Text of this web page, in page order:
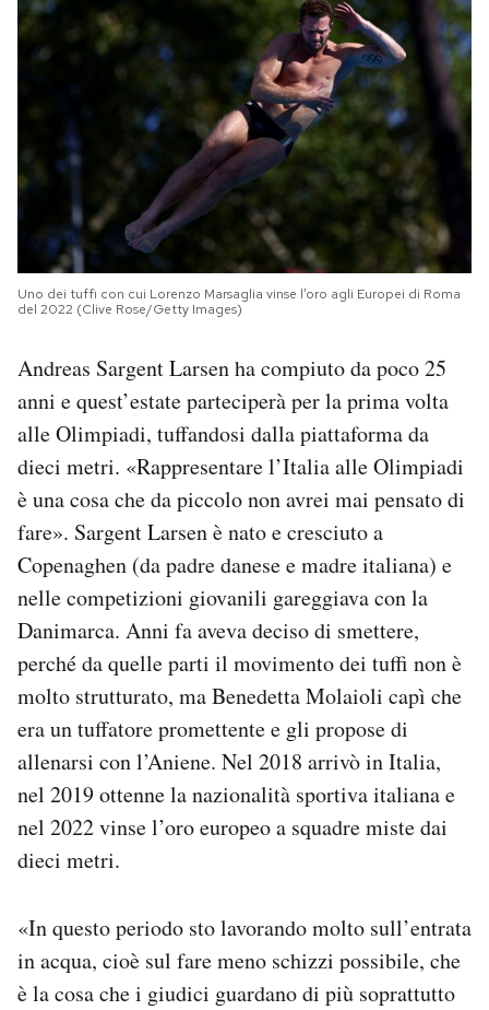
Uno dei tuffi con cui Lorenzo Marsaglia vinse l’oro agli Europei di Roma
del 2022 (Clive Rose/Getty Images)
Andreas Sargent Larsen ha compiuto da poco 25
anni e quest’estate parteciperà per la prima volta
alle Olimpiadi, tuffandosi dalla piattaforma da
dieci metri. «Rappresentare l’Italia alle Olimpiadi
è una cosa che da piccolo non avrei mai pensato di
fare». Sargent Larsen è nato e cresciuto a
Copenaghen (da padre danese e madre italiana) e
nelle competizioni giovanili gareggiava con la
Danimarca. Anni fa aveva deciso di smettere,
perché da quelle parti il movimento dei tuffi non è
molto strutturato, ma Benedetta Molaioli capì che
era un tuffatore promettente e gli propose di
allenarsi con l’Aniene. Nel 2018 arrivò in Italia,
nel 2019 ottenne la nazionalità sportiva italiana e
nel 2022 vinse l’oro europeo a squadre miste dai
dieci metri.
«In questo periodo sto lavorando molto sull’entrata
in acqua, cioè sul fare meno schizzi possibile, che
è la cosa che i giudici guardano di più soprattutto